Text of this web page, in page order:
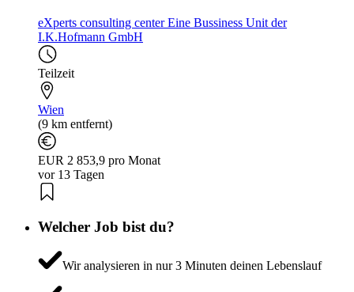
eXperts consulting center Eine Bussiness Unit der
I.K.Hofmann GmbH
Teilzeit
Wien
(9 km entfernt)
EUR 2 853,9 pro Monat
vor 13 Tagen
Welcher Job bist du?
Wir analysieren in nur 3 Minuten deinen Lebenslauf